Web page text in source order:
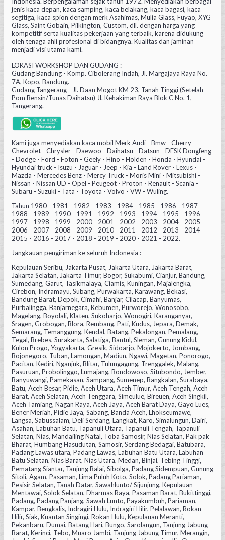
jenis kaca depan, kaca samping, kaca belakang, kaca bagasi, kaca
segitiga, kaca spion dengan merk Asahimas, Mulia Glass, Fuyao, XYG
Glass, Saint Gobain, Pilkington, Custom, dll. dengan harga yang
kompetitif serta kualitas pekerjaan yang terbaik, karena didukung
oleh tenaga ahli profesional di bidangnya. Kualitas dan jaminan
menjadi visi utama kami.
LOKASI WORKSHOP DAN GUDANG :
Gudang Bandung - Komp. Cibolerang Indah, Jl. Margajaya Raya No.
7A, Kopo, Bandung.
Gudang Tangerang - Jl. Daan Mogot KM 23, Tanah Tinggi (Setelah
Pom Bensin/Tunas Daihatsu) Jl. Kehakiman Raya Blok C No. 1,
Tangerang.
Kami juga menyediakan kaca mobil Merk Audi - Bmw - Cherry -
Chevrolet - Chrysler - Daewoo - Daihatsu - Datsun - DFSK Dongfeng
- Dodge - Ford - Foton - Geely - Hino - Holden - Honda - Hyundai -
Hyundai truck - Isuzu - Jaguar - Jeep - Kia - Land Rover - Lexus -
Mazda - Mercedes Benz - Mercy Truck - Moris Mini - Mitsubishi -
Nissan - Nissan UD - Opel - Peugeot - Proton - Renault - Scania -
Subaru - Suzuki - Tata - Toyota - Volvo - VW - Wuling.
Tahun 1980 - 1981 - 1982 - 1983 - 1984 - 1985 - 1986 - 1987 -
1988 - 1989 - 1990 - 1991 - 1992 - 1993 - 1994 - 1995 - 1996 -
1997 - 1998 - 1999 - 2000 - 2001 - 2002 - 2003 - 2004 - 2005 -
2006 - 2007 - 2008 - 2009 - 2010 - 2011 - 2012 - 2013 - 2014 -
2015 - 2016 - 2017 - 2018 - 2019 - 2020 - 2021 - 2022.
Jangkauan pengiriman ke seluruh Indonesia :
Kepulauan Seribu, Jakarta Pusat, Jakarta Utara, Jakarta Barat,
Jakarta Selatan, Jakarta Timur, Bogor, Sukabumi, Cianjur, Bandung,
Sumedang, Garut, Tasikmalaya, Ciamis, Kuningan, Majalengka,
Cirebon, Indramayu, Subang, Purwakarta, Karawang, Bekasi,
Bandung Barat, Depok, Cimahi, Banjar, Cilacap, Banyumas,
Purbalingga, Banjarnegara, Kebumen, Purworejo, Wonosobo,
Magelang, Boyolali, Klaten, Sukoharjo, Wonogiri, Karanganyar,
Sragen, Grobogan, Blora, Rembang, Pati, Kudus, Jepara, Demak,
Semarang, Temanggung, Kendal, Batang, Pekalongan, Pemalang,
Tegal, Brebes, Surakarta, Salatiga, Bantul, Sleman, Gunung Kidul,
Kulon Progo, Yogyakarta, Gresik, Sidoarjo, Mojokerto, Jombang,
Bojonegoro, Tuban, Lamongan, Madiun, Ngawi, Magetan, Ponorogo,
Pacitan, Kediri, Nganjuk, Blitar, Tulungagung, Trenggalek, Malang,
Pasuruan, Probolinggo, Lumajang, Bondowoso, Situbondo, Jember,
Banyuwangi, Pamekasan, Sampang, Sumenep, Bangkalan, Surabaya,
Batu, Aceh Besar, Pidie, Aceh Utara, Aceh Timur, Aceh Tengah, Aceh
Barat, Aceh Selatan, Aceh Tenggara, Simeulue, Bireuen, Aceh Singkil,
Aceh Tamiang, Nagan Raya, Aceh Jaya, Aceh Barat Daya, Gayo Lues,
Bener Meriah, Pidie Jaya, Sabang, Banda Aceh, Lhokseumawe,
Langsa, Sabussalam, Deli Serdang, Langkat, Karo, Simalungun, Dairi,
Asahan, Labuhan Batu, Tapanuli Utara, Tapanuli Tengah, Tapanuli
Selatan, Nias, Mandailing Natal, Toba Samosir, Nias Selatan, Pak pak
Bharat, Humbang Hasudutan, Samosir, Serdang Bedagai, Batubara,
Padang Lawas utara, Padang Lawas, Labuhan Batu Utara, Labuhan
Batu Selatan, Nias Barat, Nias Utara, Medan, Binjai, Tebing Tinggi,
Pematang Siantar, Tanjung Balai, Sibolga, Padang Sidempuan, Gunung
Sitoli, Agam, Pasaman, Lima Puluh Koto, Solok, Padang Pariaman,
Pesisir Selatan, Tanah Datar, Sawahlunto/ Sijunjung, Kepulauan
Mentawai, Solok Selatan, Dharmas Raya, Pasaman Barat, Bukittinggi,
Padang, Padang Panjang, Sawah Lunto, Payakumbuh, Pariaman,
Kampar, Bengkalis, Indragiri Hulu, Indragiri Hilir, Pelalawan, Rokan
Hilir, Siak, Kuantan Singingi, Rokan Hulu, Kepulauan Meranti,
Pekanbaru, Dumai, Batang Hari, Bungo, Sarolangun, Tanjung Jabung
Barat, Kerinci, Tebo, Muaro Jambi, Tanjung Jabung Timur, Merangin,